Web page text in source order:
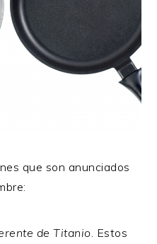
que son anunciados
de Titanio . Estos